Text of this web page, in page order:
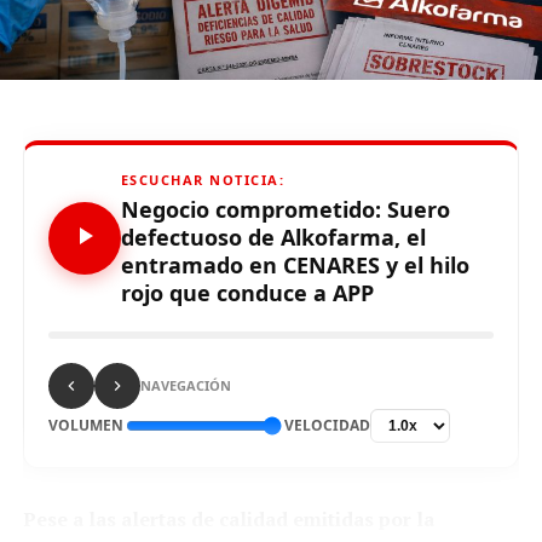
Comparte esto:
RELATED TOPICS:
UP NEXT
Comunidades amazónicas se empoderaron en desfile de
ESCUCHAR NOTICIA:
Negocio comprometido: Suero
defectuoso de Alkofarma, el
entramado en CENARES y el hilo
rojo que conduce a APP
NAVEGACIÓN
VOLUMEN VELOCIDAD